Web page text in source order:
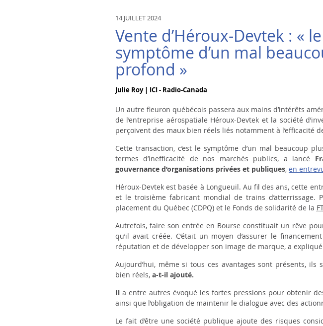
14 JUILLET 2024
Vente d’Héroux-Devtek : « le
symptôme d’un mal
profond »
Julie Roy | ICI - Radio-Canada
Un autre fleuron québécois passera aux mains d’intérêts
de l’entreprise aérospatiale Héroux-Devtek et la société
perçoivent des maux bien réels liés notamment à l’efficacité
Cette transaction, c’est le symptôme d’un mal beaucoup
termes d’inefficacité de nos marchés publics, a lancé
gouvernance d’organisations privées et publiques, en
Héroux-Devtek est basée à Longueuil. Au fil des ans, cette
et le troisième fabricant mondial de trains d’atterrissage.
placement du Québec (CDPQ) et le Fonds de solidarité de la
Autrefois, faire son entrée en Bourse constituait un rêve
qu’il avait créée. C’était un moyen d’assurer le
réputation et de développer son image de marque, a expliqué
Aujourd’hui, même si tous ces avantages sont présents,
bien réels, a-t-il ajouté.
Il a entre autres évoqué les fortes pressions pour obtenir
ainsi que l’obligation de maintenir le dialogue avec des
Le fait d’être une société publique ajoute des risques